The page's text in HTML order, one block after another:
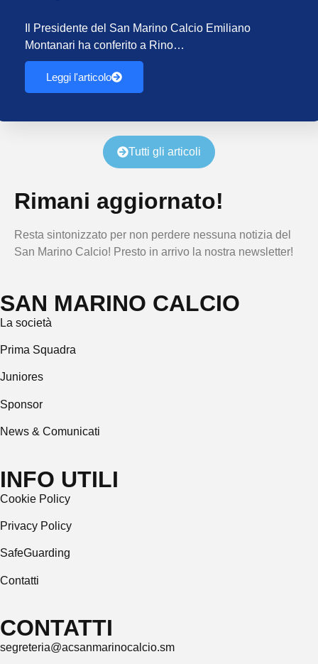
Il Presidente del San Marino Calcio Emiliano
Montanari ha conferito a Rino…
Leggi l'articolo
Tutti gli articoli
Rimani aggiornato!
Resta sintonizzato per non perdere nessuna notizia del
San Marino Calcio! Presto in arrivo la nostra newsletter!
SAN MARINO CALCIO
La società
Prima Squadra
Juniores
Sponsor
News & Comunicati
INFO UTILI
Cookie Policy
Privacy Policy
SafeGuarding
Contatti
CONTATTI
segreteria@acsanmarinocalcio.sm